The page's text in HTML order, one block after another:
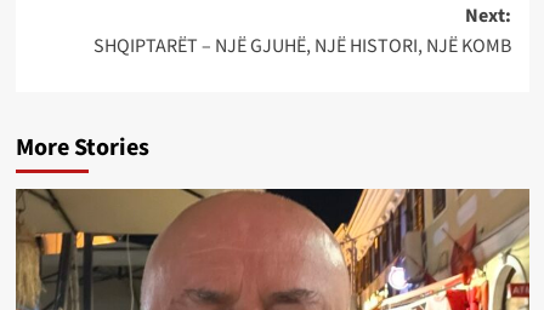
Next:
SHQIPTARËT – NJË GJUHË, NJË HISTORI, NJË KOMB
More Stories